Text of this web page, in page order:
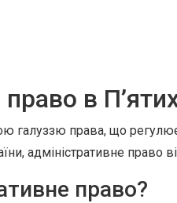
в
галуззю права, що
адміністративне
право?